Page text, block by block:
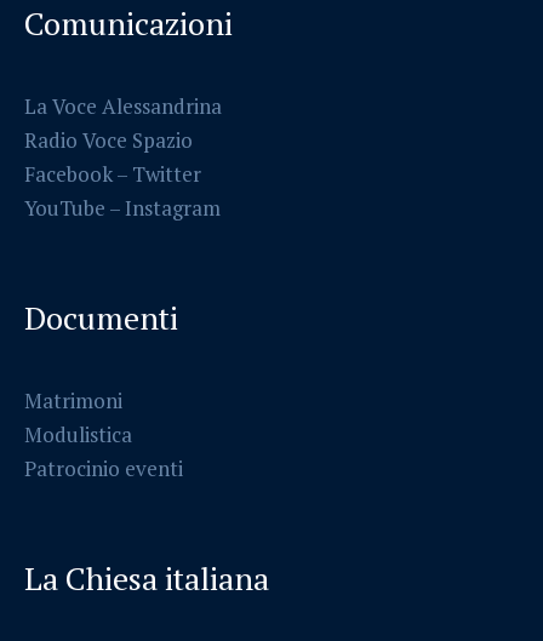
Comunicazioni
La Voce Alessandrina
Radio Voce Spazio
Facebook– Twitter
YouTube – Instagram
Documenti
Matrimoni
Modulistica
Patrocinio eventi
La Chiesa italiana